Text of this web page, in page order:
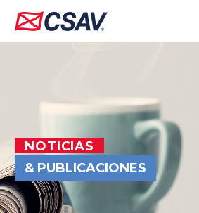
NOTICIAS
& PUBLICACIONES